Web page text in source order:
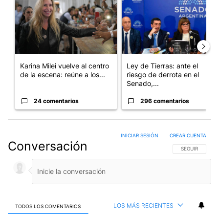
Karina Milei vuelve al centro
de la escena: reúne a los...
24 comentarios
Ley de Tierras: ante el
riesgo de derrota en el
Senado,...
296 comentarios
Conversación SIGA ESTA
SEGUIR
INICIAR SESIÓN CREAR CUENTA
TODOS LOS COMENTARIOS LOS MÁS RECIENTES